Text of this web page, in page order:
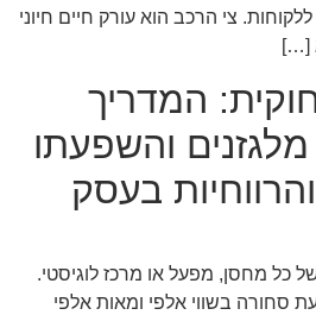
צי הרכב הוא עורק חיים חיוני
[…]
המדריך
והשפעתו
בעסק
כל מחסן, מפעל או מרכז לוגיסטי.
סחורה בשווי אלפי ומאות אלפי